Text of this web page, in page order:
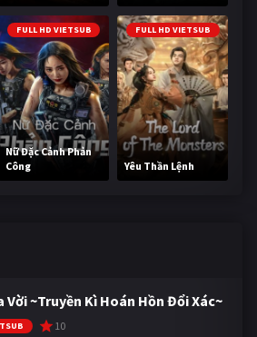
FULL HD VIETSUB
Nữ Đặc Cảnh Phản
Công
FULL HD VIETSUB
Yêu Thần Lệnh
Vời ~Truyền Kì Hoán Hồn Đổi Xác~
10